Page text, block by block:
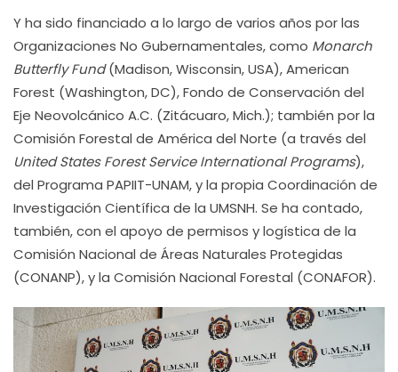
Y ha sido financiado a lo largo de varios años por las
Organizaciones No Gubernamentales, como Monarch
Butterfly Fund(Madison, Wisconsin, USA), American
Forest (Washington, DC), Fondo de Conservación del
Eje Neovolcánico A.C. (Zitácuaro, Mich.); también por la
Comisión Forestal de América del Norte (a través del
United States Forest Service International Programs),
del Programa PAPIIT-UNAM, y la propia Coordinación de
Investigación Científica de la UMSNH. Se ha contado,
también, con el apoyo de permisos y logística de la
Comisión Nacional de Áreas Naturales Protegidas
(CONANP), y la Comisión Nacional Forestal (CONAFOR).